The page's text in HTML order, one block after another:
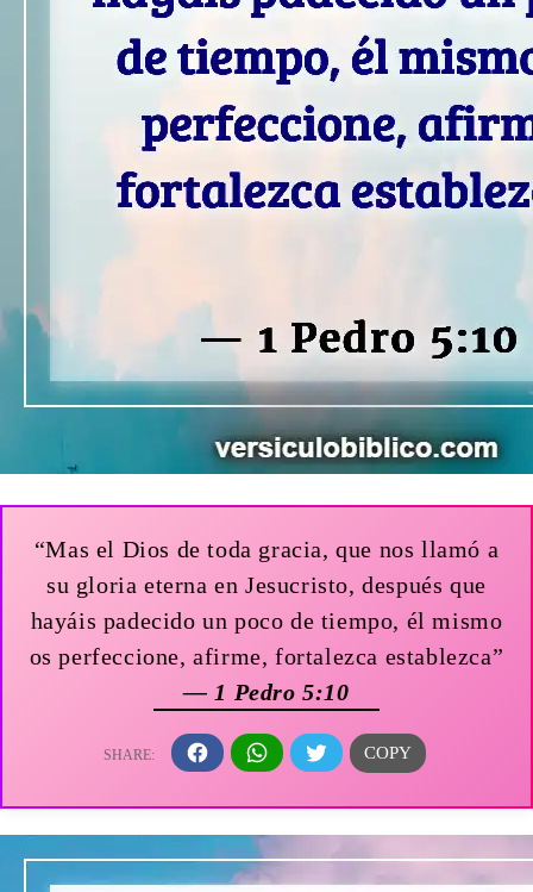
“Mas el Dios de toda gracia, que nos llamó a
su gloria eterna en Jesucristo, después que
hayáis padecido un poco de tiempo, él mismo
os perfeccione, afirme, fortalezca establezca”
— 1 Pedro 5:10